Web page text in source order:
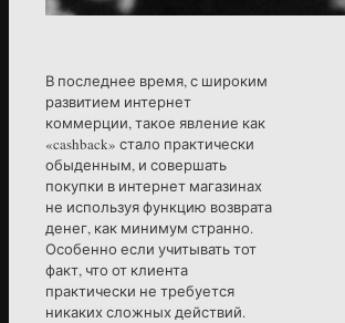
В последнее время, с широким
развитием интернет
коммерции, такое явление как
«cashback» стало практически
обыденным, и совершать
покупки в интернет магазинах
не используя функцию возврата
денег, как минимум странно.
Особенно если учитывать тот
факт, что от клиента
практически не требуется
никаких сложных действий.